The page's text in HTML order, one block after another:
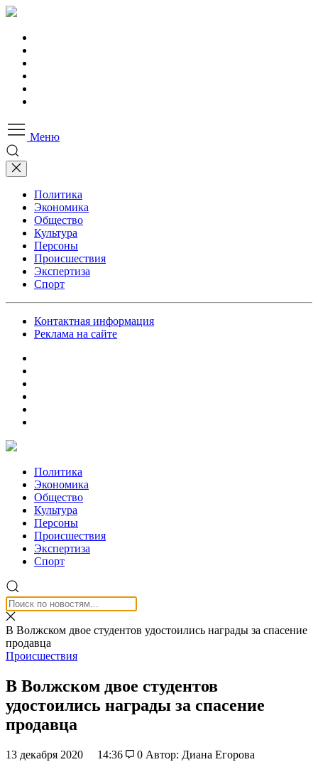
Меню
Политика
Экономика
Общество
Культура
Персоны
Происшествия
Экспертиза
Спорт
Контактная информация
Реклама на сайте
Политика
Экономика
Общество
Культура
Персоны
Происшествия
Экспертиза
Спорт
В Волжском двое студентов удостоились награды за спасение
продавца
Происшествия
В Волжском двое студентов
удостоились награды за спасение
продавца
13 декабря 2020 14:36 0 Автор: Диана Егорова